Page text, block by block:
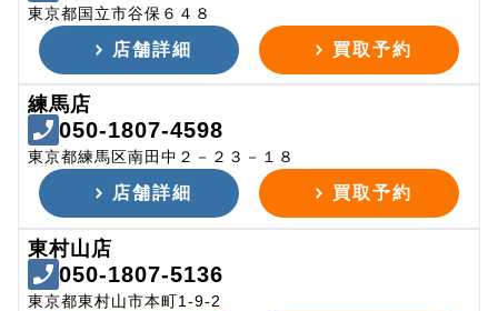
東京都国立市谷保６４８
店舗詳細 買取予約
練馬店
050-1807-4598
東京都練馬区南田中２－２３－１８
店舗詳細 買取予約
東村山店
050-1807-5136
東京都東村山市本町1-9-2